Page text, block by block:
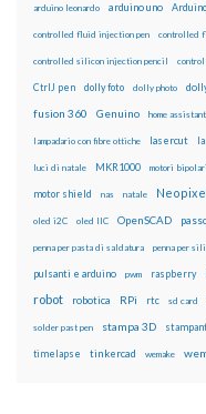
arduino leonardo arduino uno
controlled fluid injection pen controlled
controlled silicon injection pencil
CtrlJ pen dolly foto dolly photo
fusion 360 Genuino home assistant
lampadario con fibre ottiche lasercut
luci di natale MKR1000 motori bipolari
motor shield nas natale Neopixel
oled i2C oled IIC OpenSCAD
penna per pasta di saldatura penna per
pulsanti e arduino pwm raspberry
robot robotica RPi rtc sd card
solder past pen stampa 3D
timelapse tinkercad wemake